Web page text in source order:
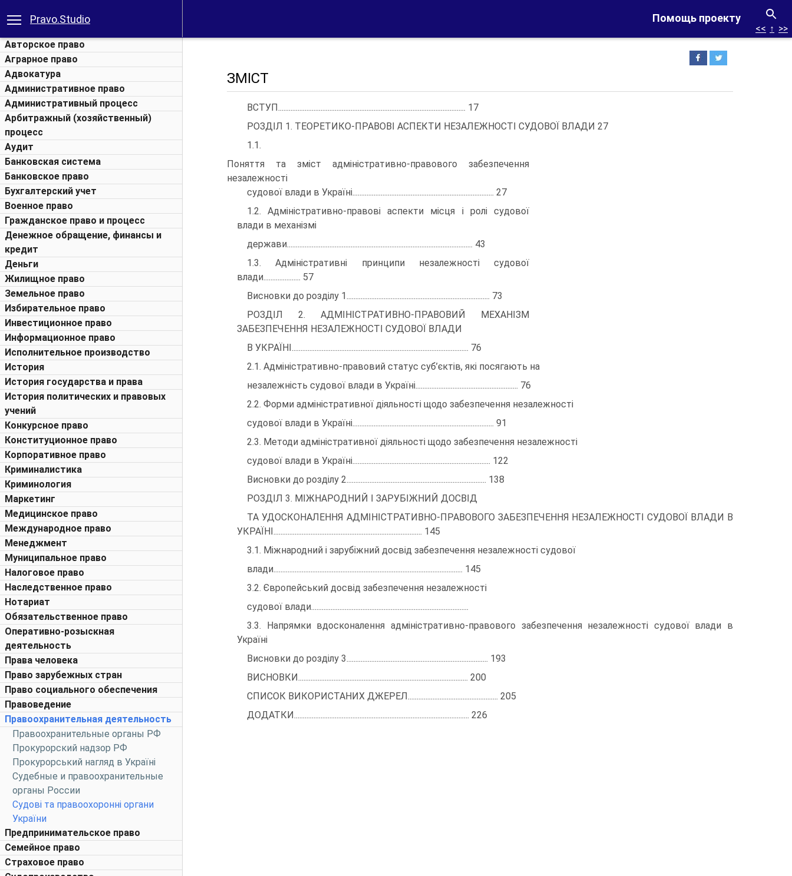
Помощь проекту
Pravo.Studio
Авторское право
Аграрное право
Адвокатура
Административное право
Административный процесс
Арбитражный (хозяйственный)
процесс
Аудит
Банковская система
Банковское право
Бухгалтерский учет
Военное право
Гражданское право и процесс
Денежное обращение, финансы и
кредит
Деньги
Жилищное право
Земельное право
Избирательное право
Инвестиционное право
Информационное право
Исполнительное производство
История
История государства и права
История политических и правовых
учений
Конкурсное право
Конституционное право
Корпоративное право
Криминалистика
Криминология
Маркетинг
Медицинское право
Международное право
Менеджмент
Муниципальное право
Налоговое право
Наследственное право
Нотариат
Обязательственное право
Оперативно-розыскная
деятельность
Права человека
Право зарубежных стран
Право социального обеспечения
Правоведение
Правоохранительная деятельность
Правоохранительные органы РФ
Прокурорский надзор РФ
Прокурорський нагляд в Україні
Судебные и правоохранительные
органы России
Судові та правоохоронні органи
України
Предпринимательское право
Семейное право
Страховое право
<< ↑ >>
ЗМІСТ
ВСТУП.......................................................................................................... 17
РОЗДІЛ 1. ТЕОРЕТИКО-ПРАВОВІ АСПЕКТИ НЕЗАЛЕЖНОСТІ СУДОВОЇ ВЛАДИ 27
1.1.
Поняття та зміст адміністративно-правового забезпечення
незалежності
судової влади в Україні................................................................................ 27
1.2. Адміністративно-правові аспекти місця і ролі судової
влади в механізмі
держави......................................................................................................... 43
1.3. Адміністративні принципи незалежності судової
влади..................... 57
Висновки до розділу 1................................................................................. 73
РОЗДІЛ 2. АДМІНІСТРАТИВНО-ПРАВОВИЙ МЕХАНІЗМ
ЗАБЕЗПЕЧЕННЯ НЕЗАЛЕЖНОСТІ СУДОВОЇ ВЛАДИ
В УКРАЇНІ.................................................................................................... 76
2.1. Адміністративно-правовий статус суб’єктів, які посягають на
незалежність судової влади в Україні.......................................................... 76
2.2. Форми адміністративної діяльності щодо забезпечення незалежності
судової влади в Україні................................................................................ 91
2.3. Методи адміністративної діяльності щодо забезпечення незалежності
судової влади в Україні.............................................................................. 122
Висновки до розділу 2............................................................................... 138
РОЗДІЛ 3. МІЖНАРОДНИЙ І ЗАРУБІЖНИЙ ДОСВІД
ТА УДОСКОНАЛЕННЯ АДМІНІСТРАТИВНО-ПРАВОВОГО ЗАБЕЗПЕЧЕННЯ НЕЗАЛЕЖНОСТІ СУДОВОЇ ВЛАДИ В
УКРАЇНІ.................................................................................... 145
3.1. Міжнародний і зарубіжний досвід забезпечення незалежності судової
влади........................................................................................................... 145
3.2. Європейський досвід забезпечення незалежності
судової влади.........................................................................................
3.3. Напрямки вдосконалення адміністративно-правового забезпечення незалежності судової влади в
Україні
Висновки до розділу 3................................................................................ 193
ВИСНОВКИ................................................................................................ 200
СПИСОК ВИКОРИСТАНИХ ДЖЕРЕЛ................................................... 205
ДОДАТКИ................................................................................................... 226